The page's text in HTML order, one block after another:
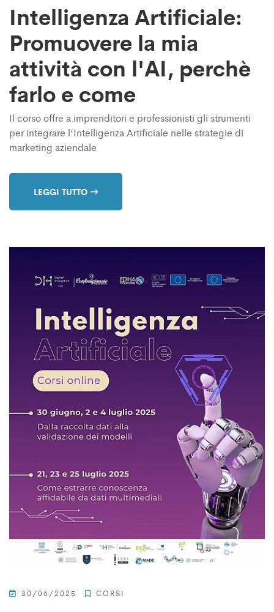
Intelligenza Artificiale:
Promuovere la mia
attività con l'AI, perchè
farlo e come
Il corso offre a imprenditori e professionisti gli strumenti
per integrare l’Intelligenza Artificiale nelle strategie di
marketing aziendale
LEGGI TUTTO
30/06/2025 CORSI